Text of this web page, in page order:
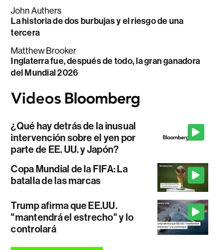
John Authers
La historia de dos burbujas y el riesgo de una
tercera
Matthew Brooker
Inglaterra fue, después de todo, la gran ganadora
del Mundial 2026
¿Qué hay detrás de la inusual
intervención sobre el yen por
parte de EE. UU. y Japón?
Copa Mundial de la FIFA: La
batalla de las marcas
Trump afirma que EE.UU.
"mantendrá el estrecho" y lo
controlará